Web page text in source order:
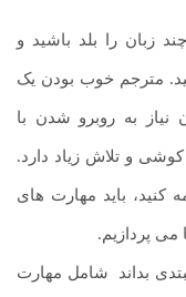
زبان را بلد باشید و
مترجم خوب بودن یک
به روبرو شدن با
و تلاش زیاد دارد.
کنید، باید مهارت های
می پردازیم.
بداند شامل مهارت